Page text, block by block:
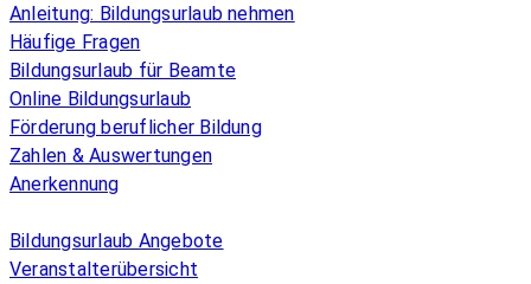
Anleitung: Bildungsurlaub nehmen
Häufige Fragen
Bildungsurlaub für Beamte
Online Bildungsurlaub
Förderung beruflicher Bildung
Zahlen & Auswertungen
Anerkennung
Bildungsurlaub Angebote
Veranstalterübersicht